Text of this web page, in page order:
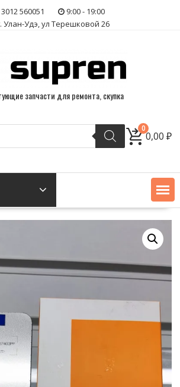
560051
9:00 - 19:00
Улан-Удэ, ул Терешковой 26
запчасти для ремонта, скупка
0
0,00₽